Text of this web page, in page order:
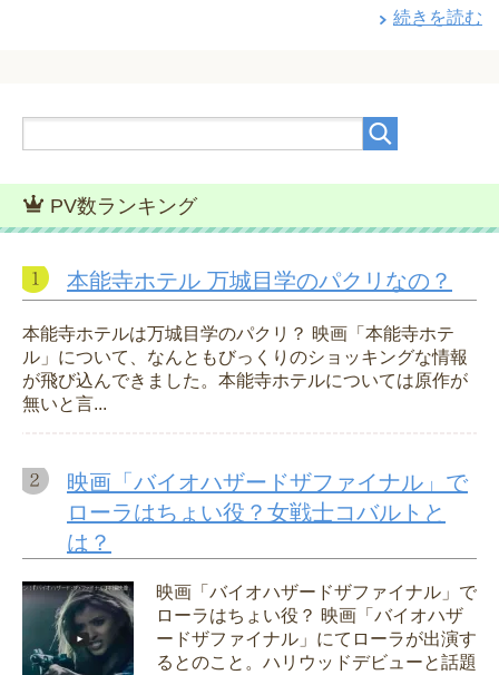
続きを読む
PV数ランキング
本能寺ホテル 万城目学のパクリなの？
本能寺ホテルは万城目学のパクリ？ 映画「本能寺ホテ
ル」について、なんともびっくりのショッキングな情報
が飛び込んできました。本能寺ホテルについては原作が
無いと言...
映画「バイオハザードザファイナル」で
ローラはちょい役？女戦士コバルトと
は？
映画「バイオハザードザファイナル」で
ローラはちょい役？ 映画「バイオハザ
ードザファイナル」にてローラが出演す
るとのこと。ハリウッドデビューと話題